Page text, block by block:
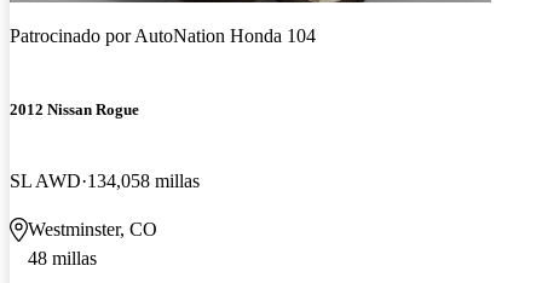
Patrocinado porAutoNation Honda 104
2012 Nissan Rogue
SL AWD 134,058 millas
Westminster, CO
48 millas